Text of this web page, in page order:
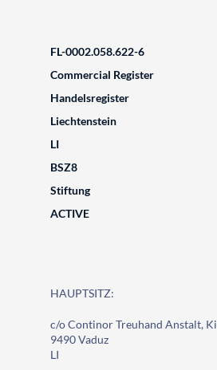
FL-0002.058.622-6
Commercial Register
Handelsregister
Liechtenstein
LI
BSZ8
Stiftung
ACTIVE
HAUPTSITZ:
c/o Continor Treuhand Anstalt,
9490 Vaduz
LI